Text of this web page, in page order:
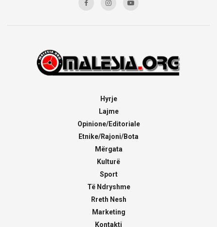
Hyrje
Lajme
Opinione/Editoriale
Etnike/Rajoni/Bota
Mërgata
Kulturë
Sport
Të Ndryshme
Rreth Nesh
Marketing
Kontakti